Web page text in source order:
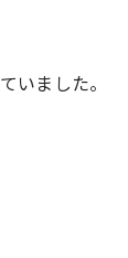
いました。